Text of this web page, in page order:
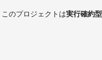
このプロジェクトは実行確約型